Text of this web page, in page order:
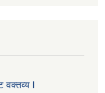
वक्तव्य l